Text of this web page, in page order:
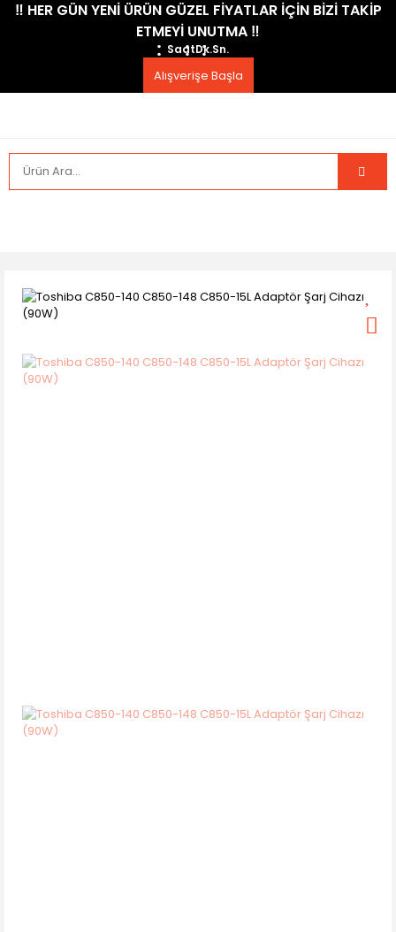
​‼️​ HER GÜN YENİ ÜRÜN GÜZEL FİYATLAR İÇİN BİZİ TAKİP
ETMEYİ UNUTMA ​‼️​
SaatDk.Sn.
Alışverişe Başla